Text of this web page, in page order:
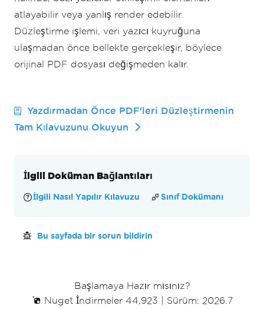
atlayabilir veya yanlış render edebilir.
Düzleştirme işlemi, veri yazıcı kuyruğuna
ulaşmadan önce bellekte gerçekleşir, böylece
orijinal PDF dosyası değişmeden kalır.
Yazdırmadan Önce PDF'leri Düzleştirmenin
Tam Kılavuzunu Okuyun
İlgili Doküman Bağlantıları
İlgili Nasıl Yapılır Kılavuzu Sınıf Dokümanı
Bu sayfada bir sorun bildirin
Başlamaya Hazır mısınız?
Nuget İndirmeler 44,923
Sürüm: 2026.7